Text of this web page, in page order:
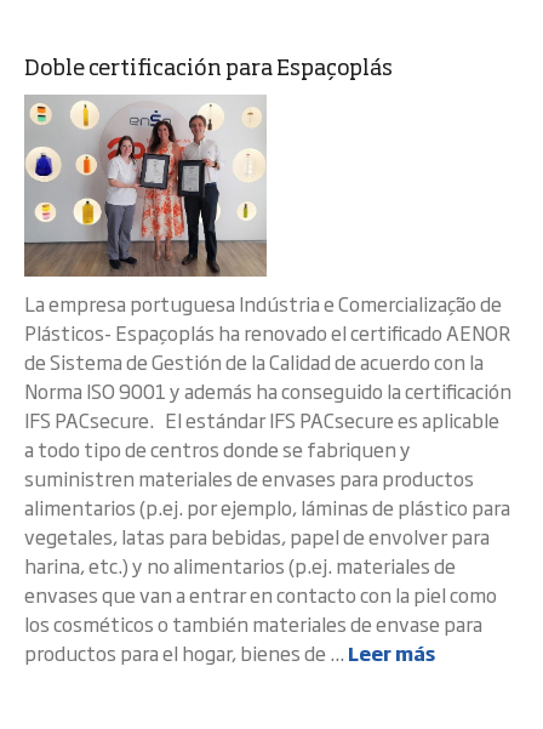
Doble certificación para Espaçoplás
La empresa portuguesa Indústria e Comercialização de
Plásticos- Espaçoplás ha renovado el certificado AENOR
de Sistema de Gestión de la Calidad de acuerdo con la
Norma ISO 9001 y además ha conseguido la certificación
IFS PACsecure. El estándar IFS PACsecure es aplicable
a todo tipo de centros donde se fabriquen y
suministren materiales de envases para productos
alimentarios (p.ej. por ejemplo, láminas de plástico para
vegetales, latas para bebidas, papel de envolver para
harina, etc.) y no alimentarios (p.ej. materiales de
envases que van a entrar en contacto con la piel como
los cosméticos o también materiales de envase para
productos para el hogar, bienes de ... Leer más